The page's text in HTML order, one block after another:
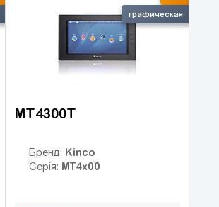
графическая
MT4300T
Бренд: Kinco
Серія: MT4x00